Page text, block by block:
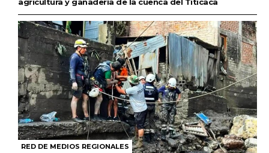
RED DE MEDIOS REGIONALES